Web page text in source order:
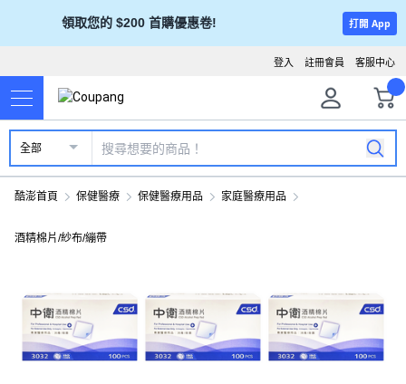
領取您的 $200 首購優惠卷! 打開 App
客服中心
註冊會員
登入
全部
酷澎首頁 保健醫療 保健醫療用品 家庭醫療用品
酒精棉片/紗布/繃帶